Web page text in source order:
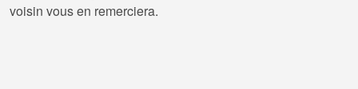
voisin vous en remerciera.